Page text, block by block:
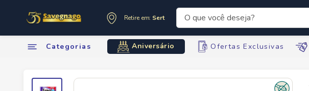
Retire em: Sertãozinho
O que você deseja?
Categorias Aniversário Ofertas Exclusivas
Termos mais buscados
leite
3º
cerveja